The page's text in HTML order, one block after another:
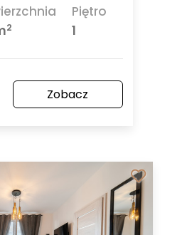
2
Piętro
1
Zobacz